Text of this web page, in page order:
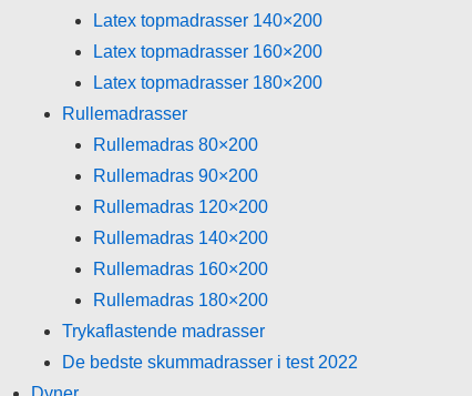
Latex topmadrasser 140×200
Latex topmadrasser 160×200
Latex topmadrasser 180×200
Rullemadrasser
Rullemadras 80×200
Rullemadras 90×200
Rullemadras 120×200
Rullemadras 140×200
Rullemadras 160×200
Rullemadras 180×200
Trykaflastende madrasser
De bedste skummadrasser i test 2022